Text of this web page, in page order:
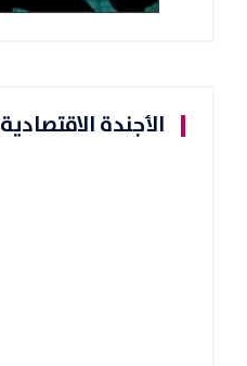
الأجندة الاقتصادية